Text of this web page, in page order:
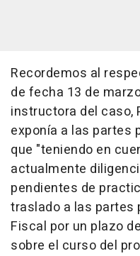
Recordemos al
de fecha 13 de
instructora del caso,
exponía a las partes
que "teniendo en
actualmente
pendientes de
traslado a las partes
Fiscal por un plazo
sobre el curso del